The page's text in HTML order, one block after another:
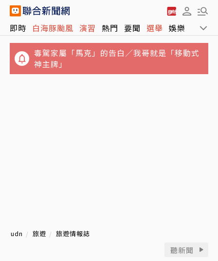
即時 白海豚颱風 演習 熱門 要聞 選舉 娛樂 運動
毒駕家屬「馬克」的告白／我哥就是「移動式
神主牌」
udn 旅遊 旅遊情報誌
聽新聞